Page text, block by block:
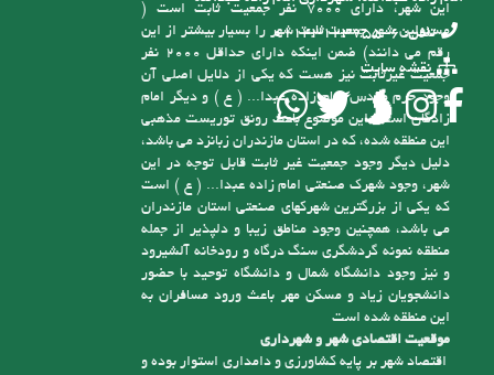
این شهر، دارای 7000 نفر جمعیت ثابت است (
مسئولین شهر جمعیت ثابت شهر را بسیار بیشتر از این
رقم می دانند) ضمن اینکه دارای حداقل 2000 نفر
جمعیت غیرثابت نیز هست که یکی از دلایل اصلی آن
وجود حرم مقدس امام زاده عبدا... ( ع ) و دیگر امام
زادگان است، این موضوع باعث رونق توریست مذهبی
این منطقه شده، که در استان مازندران زبانزد می باشد،
دلیل دیگر وجود جمعیت غیر ثابت قابل توجه در این
شهر، وجود شهرک صنعتی امام زاده عبدا... ( ع ) است
که یکی از بزرگترین شهرکهای صنعتی استان مازندران
می باشد، همچنین وجود مناطق زیبا و دلپذیر از جمله
منطقه نمونه گردشگری سنگ درگاه و رودخانه آلشیرود
و نیز وجود دانشگاه شمال و دانشگاه توحید با حضور
دانشجویان زیاد و مسکن مهر باعث ورود مسافران به
این منطقه شده است
موقعیت اقتصادی شهر و شهرداری
اقتصاد شهر بر پایه کشاورزی و دامداری استوار بوده و
تلفن: 6-01143123755
نقشه سایت